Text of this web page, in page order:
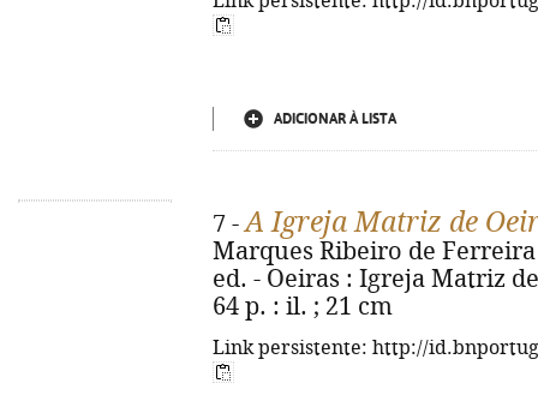
ADICIONAR À LISTA
7 -A Igreja Matriz de
Marques Ribeiro de
ed. - Oeiras : Igreja Matriz
64 p. : il. ; 21 cm
Link persistente: http://